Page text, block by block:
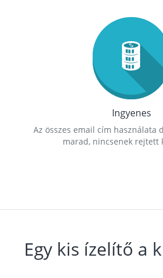
Ingyenes
Az összes email cím használata
marad, nincsenek rejtett
Egy kis ízelítő a